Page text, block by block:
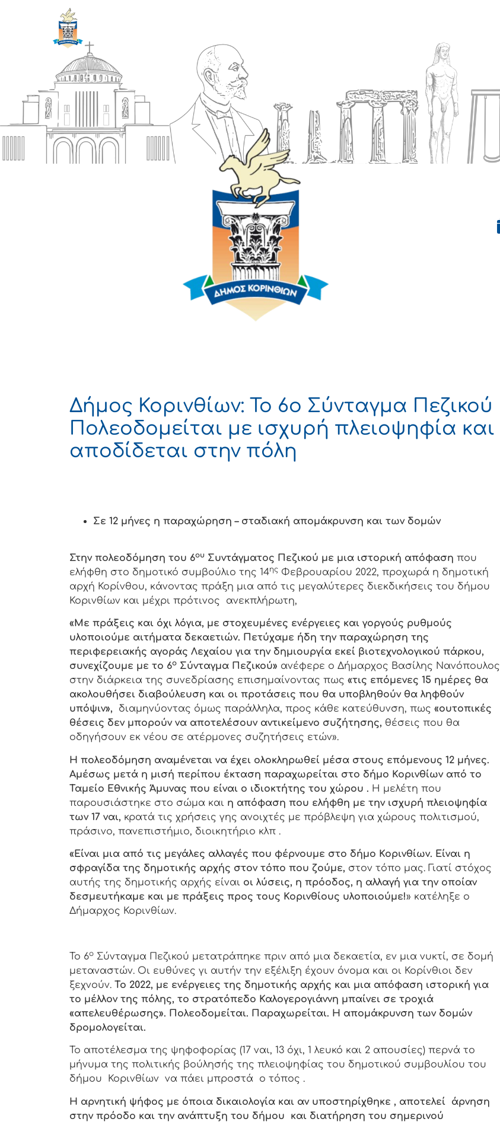
Δήμος Κορινθίων: Το 6ο Σύνταγμα Πεζικού
Πολεοδομείται με ισχυρή πλειοψηφία και
αποδίδεται στην πόλη
Σε 12 μήνες η παραχώρηση – σταδιακή απομάκρυνση και των δομών
Στην πολεοδόμηση του 6ου Συντάγματος Πεζικού με μια ιστορική απόφαση που
ελήφθη στο δημοτικό συμβούλιο της 14ης Φεβρουαρίου 2022, προχωρά η δημοτική
αρχή Κορίνθου, κάνοντας πράξη μια από τις μεγαλύτερες διεκδικήσεις του δήμου
Κορινθίων και μέχρι πρότινος ανεκπλήρωτη,
«Με πράξεις και όχι λόγια, με στοχευμένες ενέργειες και γοργούς ρυθμούς
υλοποιούμε αιτήματα δεκαετιών. Πετύχαμε ήδη την παραχώρηση της
περιφερειακής αγοράς Λεχαίου για την δημιουργία εκεί βιοτεχνολογικού πάρκου,
συνεχίζουμε με το 6ο Σύνταγμα Πεζικού» ανέφερε ο Δήμαρχος Βασίλης Νανόπουλος
στην διάρκεια της συνεδρίασης επισημαίνοντας πως «τις επόμενες 15 ημέρες θα
ακολουθήσει διαβούλευση και οι προτάσεις που θα υποβληθούν θα ληφθούν
υπόψιν»,
διαμηνύοντας όμως παράλληλα, προς κάθε κατεύθυνση, πως «ουτοπικές
θέσεις δεν μπορούν να αποτελέσουν αντικείμενο συζήτησης, θέσεις που θα
οδηγήσουν εκ νέου σε ατέρμονες συζητήσεις ετών».
Η πολεοδόμηση αναμένεται να έχει ολοκληρωθεί μέσα στους επόμενους 12 μήνες.
Αμέσως μετά η μισή περίπου έκταση παραχωρείται στο δήμο Κορινθίων από το
Ταμείο Εθνικής Άμυνας που είναι ο ιδιοκτήτης του χώρου . Η μελέτη που
παρουσιάστηκε στο σώμα και η απόφαση που ελήφθη με την ισχυρή πλειοψηφία
των 17 ναι, κρατά τις χρήσεις γης ανοιχτές με πρόβλεψη για χώρους πολιτισμού,
πράσινο, πανεπιστήμιο, διοικητήριο κλπ .
«Είναι μια από τις μεγάλες αλλαγές που φέρνουμε στο δήμο Κορινθίων. Είναι η
σφραγίδα της δημοτικής αρχής στον τόπο που ζούμε, στον τόπο μας. Γιατί στόχος
αυτής της δημοτικής αρχής είναι οι λύσεις, η πρόοδος, η αλλαγή για την οποίαν
δεσμευτήκαμε και με πράξεις προς τους Κορινθίους υλοποιούμε!» κατέληξε ο
Δήμαρχος Κορινθίων.
Το 6ο Σύνταγμα Πεζικού μετατράπηκε πριν από μια δεκαετία, εν μια νυκτί, σε δομή
μεταναστών. Οι ευθύνες γι αυτήν την εξέλιξη έχουν όνομα και οι Κορίνθιοι δεν
ξεχνούν. Το 2022, με ενέργειες της δημοτικής αρχής και μια απόφαση ιστορική για
το μέλλον της πόλης, το στρατόπεδο Καλογερογιάννη μπαίνει σε τροχιά
«απελευθέρωσης». Πολεοδομείται. Παραχωρείται. Η απομάκρυνση των δομών
δρομολογείται.
Το αποτέλεσμα της ψηφοφορίας (17 ναι, 13 όχι, 1 λευκό και 2 απουσίες) περνά το
μήνυμα της πολιτικής βούλησής της πλειοψηφίας του δημοτικού συμβουλίου του
δήμου Κορινθίων να πάει μπροστά ο τόπος .
Η αρνητική ψήφος με όποια δικαιολογία και αν υποστηρίχθηκε , αποτελεί άρνηση
στην πρόοδο και την ανάπτυξη του δήμου και διατήρηση του σημερινού